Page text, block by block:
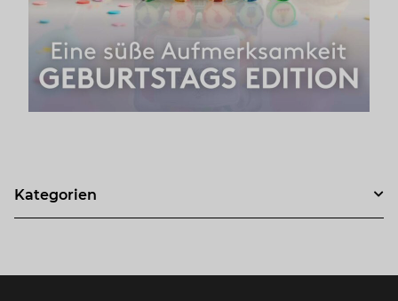
Kategorien